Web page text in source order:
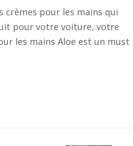
crèmes pour les mains qui
pour votre voiture, votre
les mains Aloe est un must